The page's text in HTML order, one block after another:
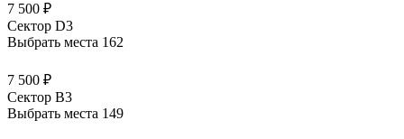
7 500 ₽
Сектор D3
Выбрать места 162
7 500 ₽
Сектор B3
Выбрать места 149